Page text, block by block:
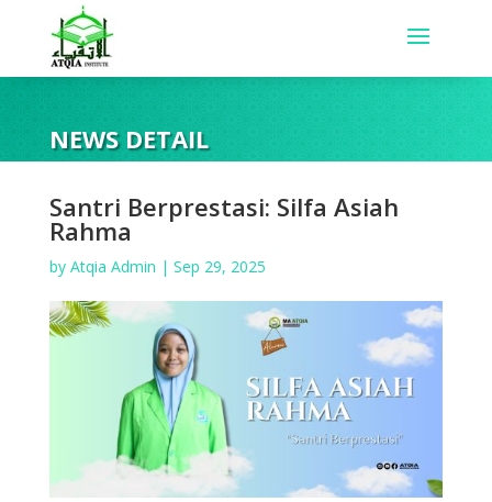
NEWS DETAIL
Santri Berprestasi: Silfa Asiah
Rahma
by Atqia Admin | Sep 29, 2025